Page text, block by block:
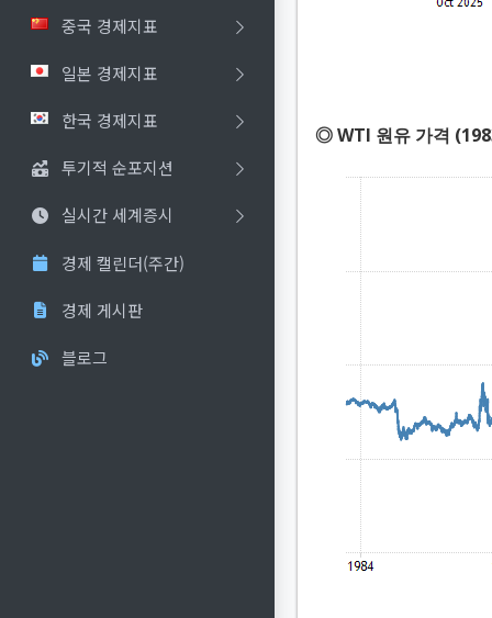
중국 경제지표
일본 경제지표
한국 경제지표
투기적 순포지션
실시간 세계증시
경제 캘린더(주간)
경제 게시판
블로그
◎ WTI 원유 가격